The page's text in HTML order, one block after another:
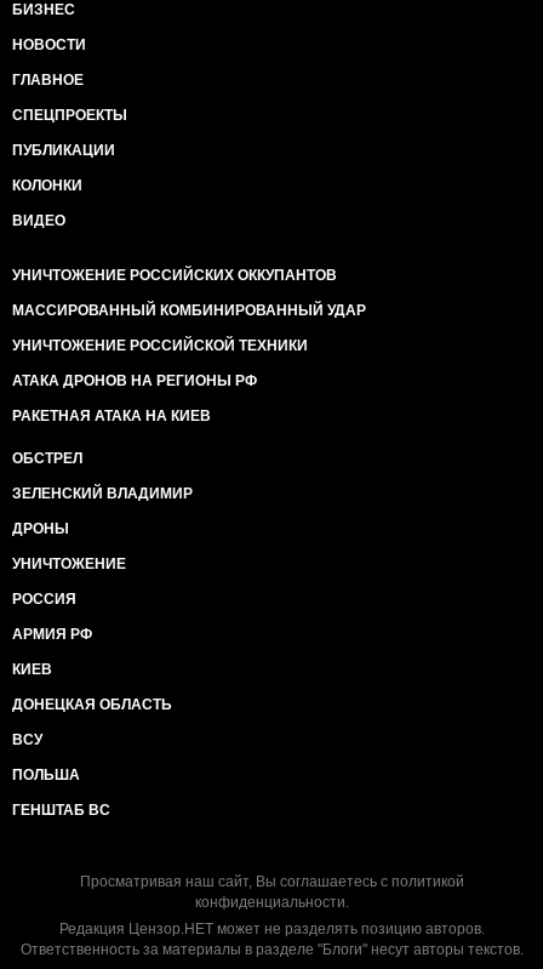
БИЗНЕС
НОВОСТИ
ГЛАВНОЕ
СПЕЦПРОЕКТЫ
ПУБЛИКАЦИИ
КОЛОНКИ
ВИДЕО
УНИЧТОЖЕНИЕ РОССИЙСКИХ ОККУПАНТОВ
МАССИРОВАННЫЙ КОМБИНИРОВАННЫЙ УДАР
УНИЧТОЖЕНИЕ РОССИЙСКОЙ ТЕХНИКИ
АТАКА ДРОНОВ НА РЕГИОНЫ РФ
РАКЕТНАЯ АТАКА НА КИЕВ
ОБСТРЕЛ
ЗЕЛЕНСКИЙ ВЛАДИМИР
ДРОНЫ
УНИЧТОЖЕНИЕ
РОССИЯ
АРМИЯ РФ
КИЕВ
ДОНЕЦКАЯ ОБЛАСТЬ
ВСУ
ПОЛЬША
ГЕНШТАБ ВС
Просматривая наш сайт, Вы соглашаетесь с политикой
конфиденциальности.
Редакция Цензор.НЕТ может не разделять позицию авторов.
Ответственность за материалы в разделе "Блоги" несут авторы текстов.